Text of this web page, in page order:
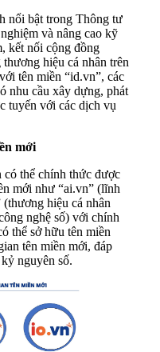
nổi bật trong Thông tư
và nâng cao kỹ
kết nối cộng đồng
hiệu cá nhân trên
tên miền “id.vn”, các
nhu cầu xây dựng, phát
tuyến với các dịch vụ
mới
thể chính thức được
mới như “ai.vn” (lĩnh
hiệu cá nhân
nghệ số) với chính
thể sở hữu tên miền
tên miền mới, đáp
nguyên số.